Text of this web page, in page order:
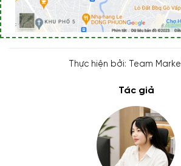
Thực hiện bởi: Team
Tác giả